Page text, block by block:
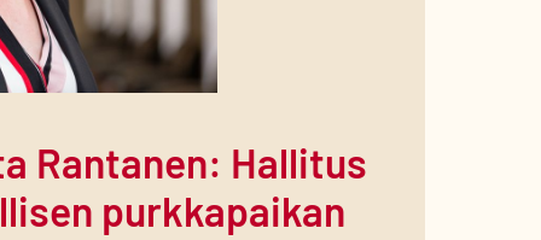
Hallitus
purkkapaikan